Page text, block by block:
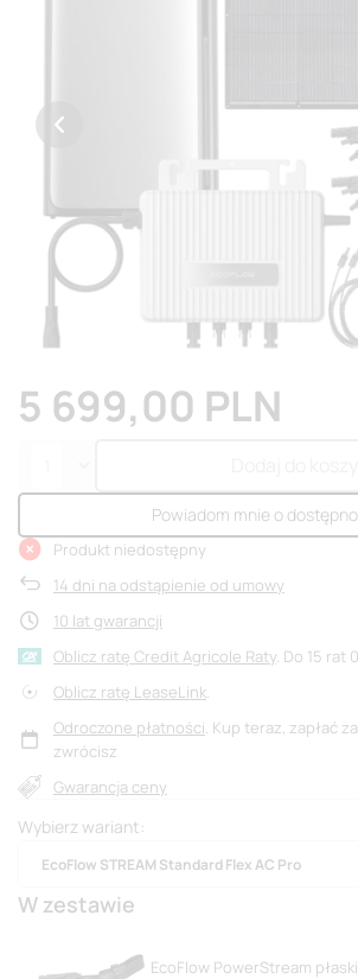
5 699,00 PLN
Powiadom mnie o
Produkt niedostępny
14 dni na odstąpienie od umowy
10 lat gwarancji
Oblicz ratę Credit Agricole Raty.
Oblicz ratę LeaseLink.
Odroczone płatności. Kup teraz, zapłać
zwrócisz
Gwarancja ceny
Wybierz wariant
EcoFlow STREAM Standard Flex AC Pro
W zestawie
EcoFlow PowerStream